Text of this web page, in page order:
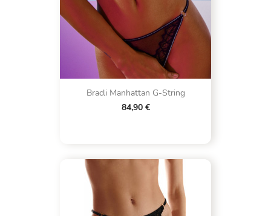
Bracli Manhattan G-String
84,90 €